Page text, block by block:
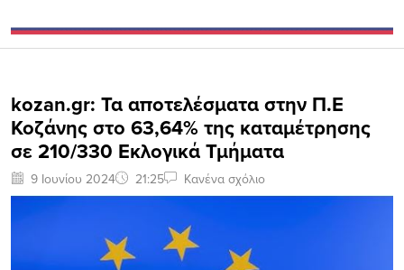
kozan.gr: Τα αποτελέσματα στην Π.Ε
Κοζάνης στο 63,64% της καταμέτρησης
σε 210/330 Εκλογικά Τμήματα
9 Ιουνίου 2024 21:25 Κανένα σχόλιο